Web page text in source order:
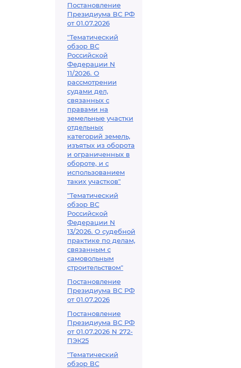
Постановление
Президиума ВС РФ
от 01.07.2026
"Тематический
обзор ВС
Российской
Федерации N
11/2026. О
рассмотрении
судами дел,
связанных с
правами на
земельные участки
отдельных
категорий земель,
изъятых из оборота
и ограниченных в
обороте, и с
использованием
таких участков"
"Тематический
обзор ВС
Российской
Федерации N
13/2026. О судебной
практике по делам,
связанным с
самовольным
строительством"
Постановление
Президиума ВС РФ
от 01.07.2026
Постановление
Президиума ВС РФ
от 01.07.2026 N 272-
ПЭК25
"Тематический
обзор ВС